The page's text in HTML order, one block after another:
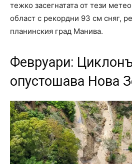
тежко засегнатата от тези
област с рекордни 93 см сняг,
планинския град Манива.
Февруари:
опустошава Нова